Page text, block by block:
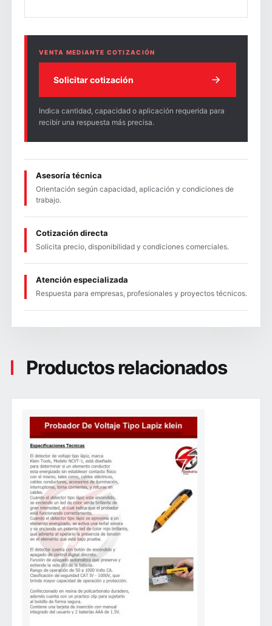
VENTA MEDIANTE COTIZACIÓN
Solicitar cotización
Indica cantidad, capacidad o aplicación requerida para
recibir una respuesta más precisa.
Asesoría técnica
Orientación según capacidad, aplicación y condiciones de
trabajo.
Cotización directa
Solicita precio, disponibilidad y condiciones comerciales.
Atención especializada
Respuesta para empresas, profesionales y proyectos técnicos.
Productos relacionados